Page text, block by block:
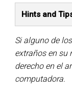
Hints and
Si alguno de
extraños en su
derecho en el
computadora.